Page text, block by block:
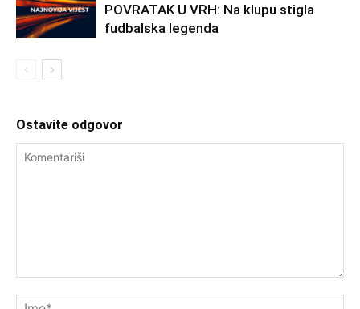
POVRATAK U VRH: Na klupu stigla
fudbalska legenda
Ostavite odgovor